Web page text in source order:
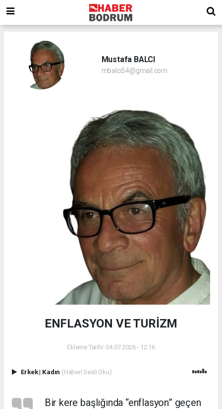
Mustafa BALCI
mbalci54@gmail.com
ENFLASYON VE TURİZM
Ekleme Tarihi: 04.07.2026 - 12:16
Erkek| Kadın (Haberi Sesli Oku)
Bir kere başlığında “enflasyon” geçen